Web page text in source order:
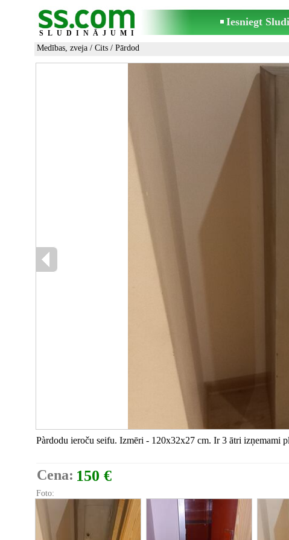
SLUDINĀJUMI
Iesniegt
Medības, zveja / Cits / Pārdod
Pàrdodu ieroču seifu. Izmēri - 120x32x27 cm. Ir 3 ātri izņemami
Cena: 150 €
Foto: